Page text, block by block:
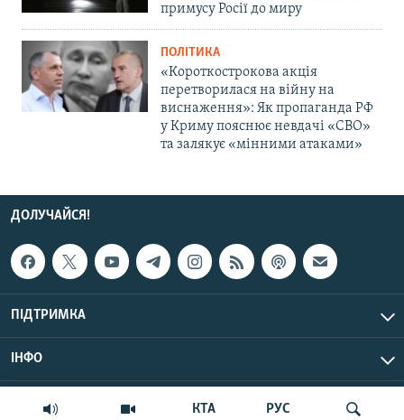
КТА РУС
примусу Росії до миру
ПОЛІТИКА
«Короткострокова акція
перетворилася на війну на
виснаження»: Як пропаганда РФ
у Криму пояснює невдачі «СВО»
та залякує «мінними атаками»
ДОЛУЧАЙСЯ!
ПІДТРИМКА
ІНФО
© Крим.Реалії, 2026 | Усі права застережено.